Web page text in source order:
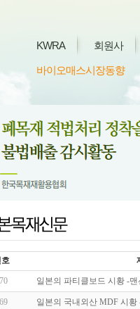
KWRA 회원사
바이오매스시장동향
호
일본의 파티클보드 시황 -
일본의 국내외산 MDF 시